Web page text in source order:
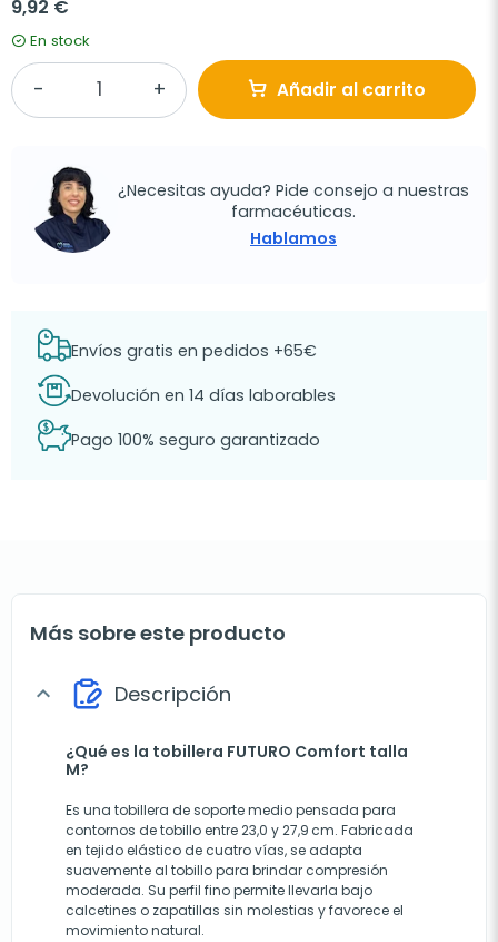
9,92 €
En stock
Añadir al carrito
¿Necesitas ayuda? Pide consejo a nuestras
farmacéuticas.
Hablamos
Envíos gratis en pedidos +65€
Devolución en 14 días laborables
Pago 100% seguro garantizado
Más sobre este producto
expand_more Descripción
¿Qué es la tobillera FUTURO Comfort talla
M?
Es una tobillera de soporte medio pensada para
contornos de tobillo entre 23,0 y 27,9 cm. Fabricada
en tejido elástico de cuatro vías, se adapta
suavemente al tobillo para brindar compresión
moderada. Su perfil fino permite llevarla bajo
calcetines o zapatillas sin molestias y favorece el
movimiento natural.